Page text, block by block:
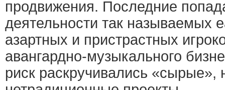
продвижения. Последние
деятельности так называемых
азартных и пристрастных
авангардно-музыкального
риск раскручивались «сырые»,